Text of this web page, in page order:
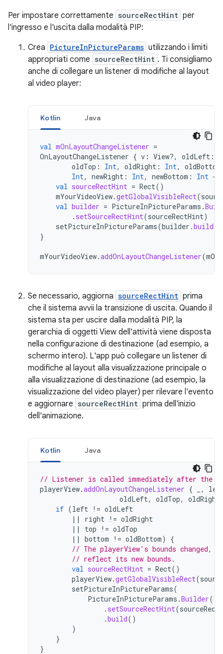
Per impostare correttamente sourceRectHint per
l'ingresso e l'uscita dalla modalità PIP:
Crea PictureInPictureParams utilizzando i limiti
appropriati come sourceRectHint . Ti consigliamo
anche di collegare un listener di modifiche al layout
al video player:
Kotlin Java
val mOnLayoutChangeListener =
OnLayoutChangeListener { v : View?, oldLeft :
oldTop : Int, oldRight : Int, oldBottom
Int, newRight : Int, newBottom : Int ->
val sourceRectHint = Rect()
mYourVideoView.getGlobalVisibleRect(
val builder = PictureInPictureParams .
. setSourceRectHint(sourceRectHint)
setPictureInPictureParams(builder .build
}
mYourVideoView.addOnLayoutChangeListener(
Se necessario, aggiorna sourceRectHint prima
che il sistema avvii la transizione di uscita. Quando il
sistema sta per uscire dalla modalità PIP, la
gerarchia di oggetti View dell'attività viene disposta
nella configurazione di destinazione (ad esempio, a
schermo intero). L'app può collegare un listener di
modifiche al layout alla visualizzazione principale o
alla visualizzazione di destinazione (ad esempio, la
visualizzazione del video player) per rilevare l'evento
e aggiornare sourceRectHint prima dell'inizio
dell'animazione.
Kotlin Java
// Listener is called immediately after the
playerView.addOnLayoutChangeListener { ,
oldLeft, oldTop, oldRight
if (left != oldLeft
||
right != oldRight
||
top != oldTop
||
bottom != oldBottom)
{
// The playerView's bounds changed,
// reflect its new bounds.
val sourceRectHint = Rect()
playerView.getGlobalVisibleRect(
setPictureInPictureParams(
PictureInPictureParams .Builder()
. setSourceRectHint(
.build()
)
}
}